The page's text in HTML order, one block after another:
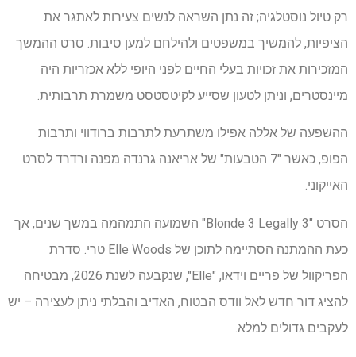
רק טיול נוסטלגיה; זה נתן השראה לנשים צעירות לאתגר את
הציפיות, להמשיך במשפטים ולהילחם למען סיבות. סרט ההמשך
המזכירות את זכויות בעלי החיים לפני היופי ללא אכזריות היה
מיינסטרים, וניתן לטעון שסייע לקיטסטסט משמרת תרבותית.
ההשפעה של אללה אפילו משתרעת לתרבות ברודווי ותרבות
הפופ, כאשר "7 הטבעות" של אריאנה גרנדה מפנה ורדרד לסרט
האייקוני.
הסרט "Blonde 3 Legally 3" השמועה התמהמה במשך שנים, אך
כעת ההמתנה הסתיימה לתוכן של Elle Woods טרי. סדרת
הפריקוול של פריים וידאו, "Elle", שנקבעה לשנת 2026, מבטיחה
להציג דור חדש לאל וודס הבטוח, האדיב והבלתי ניתן לעצירה – יש
לעקבים גדולים למלא.